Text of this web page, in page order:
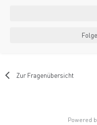
Zur Fragenübersicht
Powered